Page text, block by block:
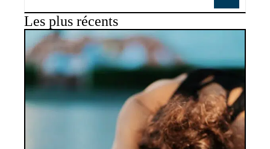
Les plus récents